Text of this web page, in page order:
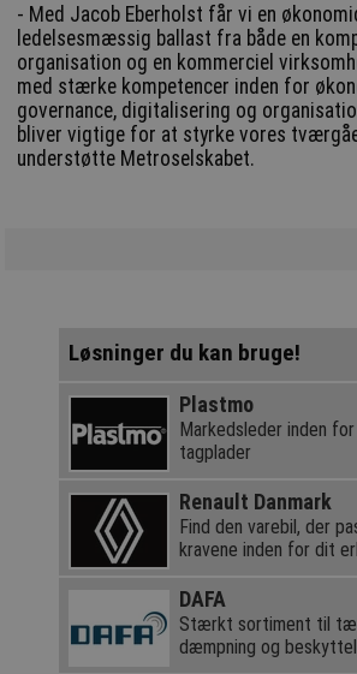
- Med Jacob Eberholst får vi en
ledelsesmæssig ballast fra både en
organisation og en kommerciel
med stærke kompetencer inden for
governance, digitalisering og
bliver vigtige for at styrke vores
understøtte Metroselskabet.
Løsninger du kan bruge!
Plastmo
Markedsleder inden
tagplader
Renault Danmark
Find den varebil, der
kravene inden for dit
DAFA
Stærkt sortiment til
dæmpning og